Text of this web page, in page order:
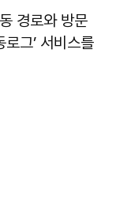
경로와 방문
그’ 서비스를